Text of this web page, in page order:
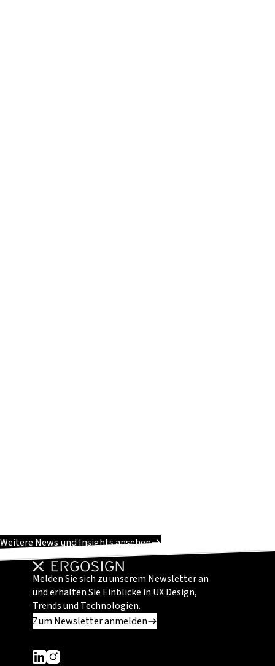
Weitere News und Insights ansehen
Melden Sie sich zu unserem Newsletter an
und erhalten Sie Einblicke in UX Design,
Trends und Technologien.
Zum Newsletter anmelden
Dieser Link führt zu einer externen Seite
Dieser Link führt zu einer externen Seite